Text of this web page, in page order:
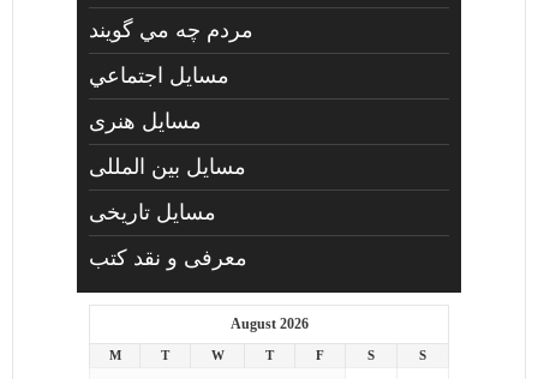
مردم چه مي گويند
مسايل اجتماعي
مسايل هنری
مسایل بین المللی
مسایل تاریخی
معرفی و نقد کتب
August 2026
M T W T F S
S